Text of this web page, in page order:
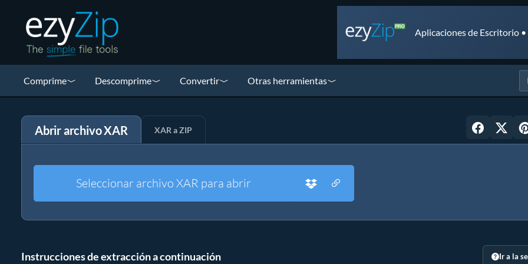
Aplicaciones de Escritorio
Comprime Descomprime Convertir Otras herramientas
Abrir archivo XAR XAR a ZIP
Seleccionar archivo XAR para abrir
Instrucciones de extracción a continuación Ir a la